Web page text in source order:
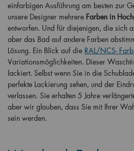
einfarbigen Ausführung am besten zur
unsere Designer mehrere Farben in
entworfen. Und für diejenigen, die sich
aber das Bad auf andere Farben
Lösung. Ein Blick auf die RAL/NCS-
Variationsmöglichkeiten. Dieser
lackiert. Selbst wenn Sie in die
perfekte Lackierung sehen, und der
verlassen. Sie erhalten 5 Jahre
aber wir glauben, dass Sie mit Ihrer
sein werden.